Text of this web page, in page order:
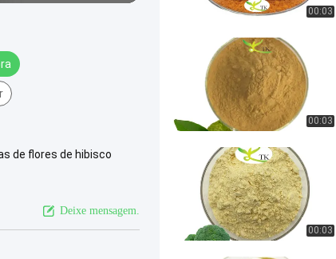
de flores de hibisco
Deixe mensagem.
00:03
00:03
00:03